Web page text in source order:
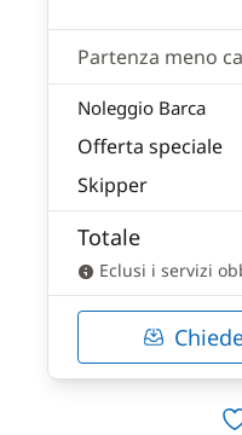
Partenza meno
Noleggio Barca
Offerta speciale
Skipper
Totale
Eclusi i servizi